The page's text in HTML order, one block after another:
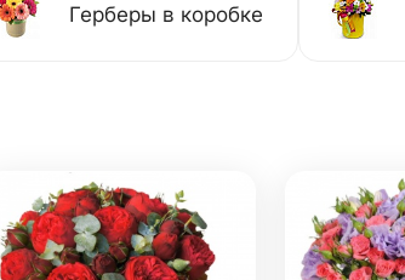
Герберы в коробке